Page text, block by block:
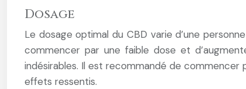
Dosage
Le dosage optimal du CBD varie d’une
commencer par une faible dose et
indésirables. Il est recommandé de commencer
effets ressentis.